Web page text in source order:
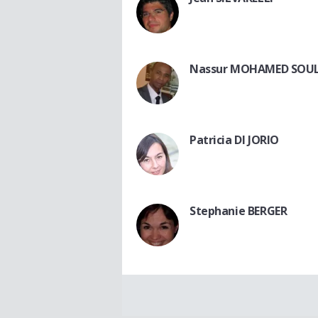
Nassur MOHAMED
Patricia DI JORIO
Stephanie BERGER